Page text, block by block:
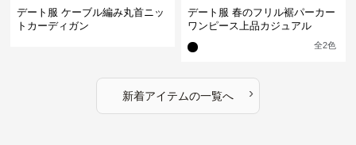
デート服 ケーブル編み丸首ニッ
トカーディガン
デート服 春のフリル裾パーカー
ワンピース上品カジュアル
全2色
新着アイテムの一覧へ ›